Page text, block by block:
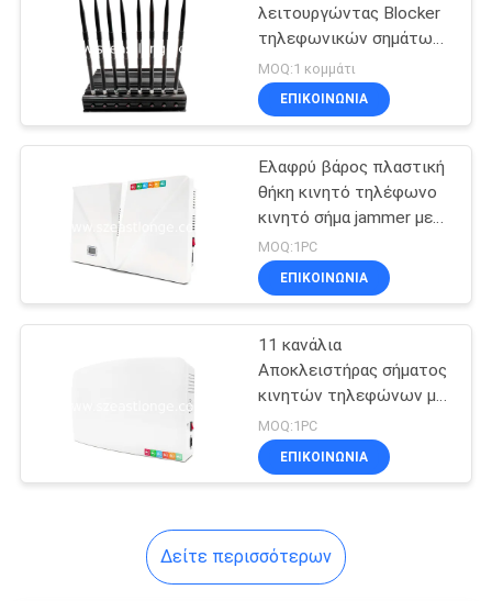
Ακουστικό Jammer
καταγραφής
5G Jammer
Ανάλυση
λειτουργώντας Blocker
τηλεφωνικών σημάτων
τηλεχειρισμού κινητό
για τη χρησιμοποίηση
αυτοκινήτων
MOQ:1 κομμάτι
ΕΠΙΚΟΙΝΩΝΊΑ
Ελαφρύ βάρος πλαστική
θήκη κινητό τηλέφωνο
κινητό σήμα jammer με
οθόνη LCD
MOQ:1PC
ΕΠΙΚΟΙΝΩΝΊΑ
11 κανάλια
Αποκλειστήρας σήματος
κινητών τηλεφώνων με
ενσωματωμένες
ολμοκατευθυντικές
κεραίες
MOQ:1PC
ΕΠΙΚΟΙΝΩΝΊΑ
Δείτε περισσότερων